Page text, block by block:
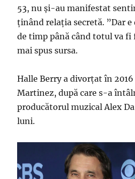
53, nu și-au manifestat
ținând relația secretă. ”Dar e
de timp până când totul va fi
mai spus sursa.
Halle Berry a divorțat în
Martinez, după care s-a
producătorul muzical Alex
luni.